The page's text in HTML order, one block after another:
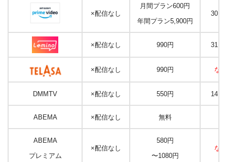
×配信なし
月間プラン600円
年間プラン5,900円
30日
×配信なし 990円 31日
×配信なし 990円 なし
DMMTV ×配信なし 550円 14日
ABEMA ×配信なし 無料
ABEMA
プレミアム
×配信なし
580円
〜1080円
なし